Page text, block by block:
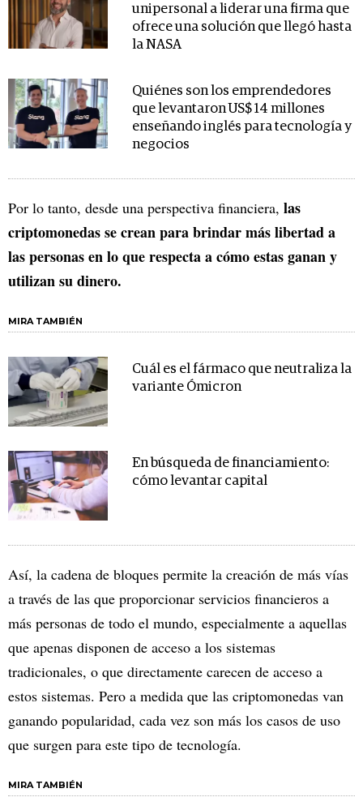
unipersonal a liderar una firma que
ofrece una solución que llegó hasta
la NASA
Quiénes son los emprendedores
que levantaron US$ 14 millones
enseñando inglés para tecnología y
negocios
Por lo tanto, desde una perspectiva financiera, las
criptomonedas se crean para brindar más libertad a
las personas en lo que respecta a cómo estas ganan y
utilizan su dinero.
MIRA TAMBIÉN
Cuál es el fármaco que neutraliza la
variante Ómicron
En búsqueda de financiamiento:
cómo levantar capital
Así, la cadena de bloques permite la creación de más vías
a través de las que proporcionar servicios financieros a
más personas de todo el mundo, especialmente a aquellas
que apenas disponen de acceso a los sistemas
tradicionales, o que directamente carecen de acceso a
estos sistemas. Pero a medida que las criptomonedas van
ganando popularidad, cada vez son más los casos de uso
que surgen para este tipo de tecnología.
MIRA TAMBIÉN